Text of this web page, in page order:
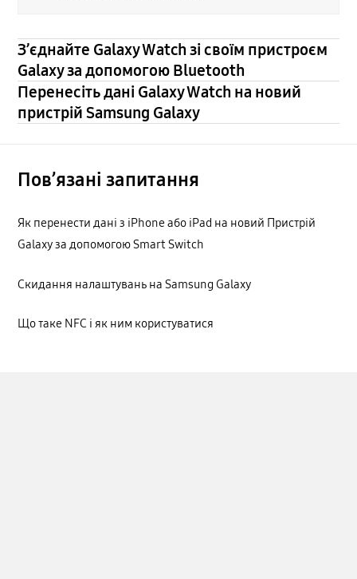
З’єднайте Galaxy Watch зі своїм пристроєм
Galaxy за допомогою Bluetooth
Перенесіть дані Galaxy Watch на новий
пристрій Samsung Galaxy
Пов’язані запитання
Як перенести дані з iPhone або iPad на новий Пристрій
Galaxy за допомогою Smart Switch
Cкидання налаштувань на Samsung Galaxy
Що таке NFC і як ним користуватися